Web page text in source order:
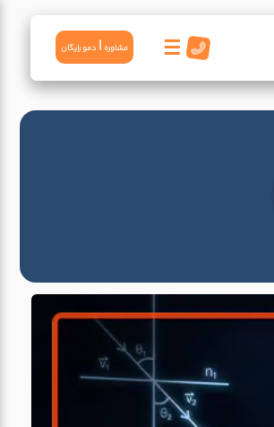
مشاوره | دمو رايگان ☰